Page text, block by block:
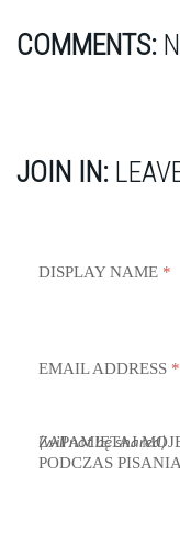
COMMENTS:
JOIN IN:
DISPLAY NAME *
EMAIL ADDRESS *
(will not be shared)
ZAPAMIĘTAJ
PODCZAS